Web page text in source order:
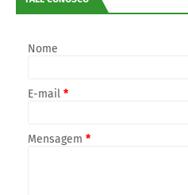
Nome
E-mail *
Mensagem *